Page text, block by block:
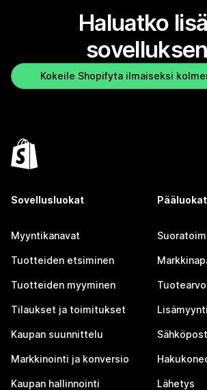
Haluatko
Kokeile Shopifyta ilmaiseksi
Sovellusluokat
Myyntikanavat
Tuotteiden etsiminen
Tuotteiden myyminen
Tilaukset ja toimitukset
Kaupan suunnittelu
Markkinointi ja konversio
Kaupan hallinnointi
Pääluokat
Lähetys